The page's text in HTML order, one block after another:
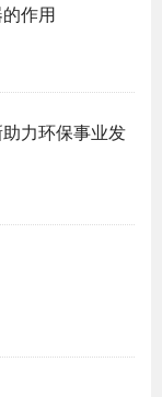
作用
力环保事业发